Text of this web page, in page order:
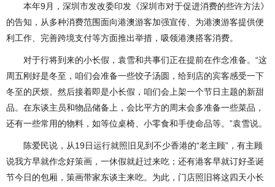
本年9月，深圳市发改委印发《深圳市对于促进消费的些许方法》
的告知，从多种消费范围面向港澳游客加强宣传、为港澳游客提供便
利工作、完善跨境支付等方面推出举措，吸领港澳搭客消费。
对于行将到来的小长假，袁雪和共事们正在提前在作念准备。“这
周五刚好是冬至，咱们会准备一些饺子汤圆，给到店的宾客感受一下
冬至的厌烦。然后接着即是小长假，咱们会上架一个节日主题的新甜
品。在东谈主员和物品储备上，会比平方的周末会多准备一些菜品，
还有一些常用的物料，如等位桌椅、小零食和手使命品等。”袁雪说。
陈爱民说，从19日运行就照旧见到不少香港的“老主顾”，有主顾
说我方早就作念好策画，一休假就赶过来吃；还有港客早就订好圣诞
节今日的包厢，策画带家东谈主来吃。为此，门店照旧将这四天小长